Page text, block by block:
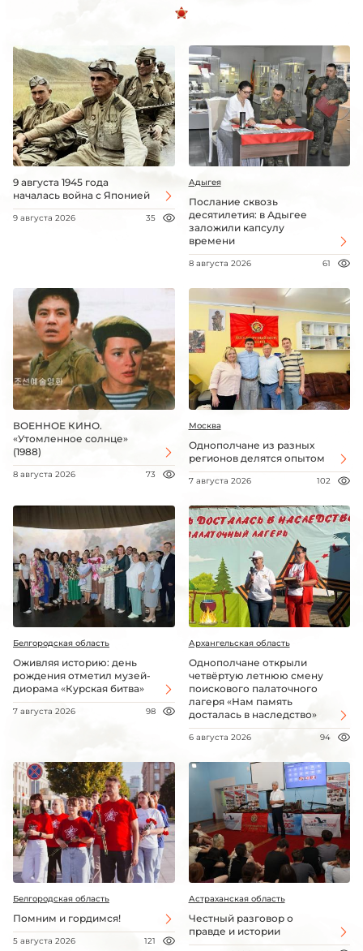
9 августа 1945 года
началась война с Японией
9 августа 2026 35
Адыгея
Послание сквозь
десятилетия: в Адыгее
заложили капсулу
времени
8 августа 2026 61
ВОЕННОЕ КИНО.
«Утомленное солнце»
(1988)
8 августа 2026 73
Москва
Однополчане из разных
регионов делятся опытом
7 августа 2026 102
Белгородская область
Оживляя историю: день
рождения отметил музей-
диорама «Курская битва»
7 августа 2026 98
Архангельская область
Однополчане открыли
четвёртую летнюю смену
поискового палаточного
лагеря «Нам память
досталась в наследство»
6 августа 2026 94
Белгородская область
Помним и гордимся!
5 августа 2026 121
Астраханская область
Честный разговор о
правде и истории